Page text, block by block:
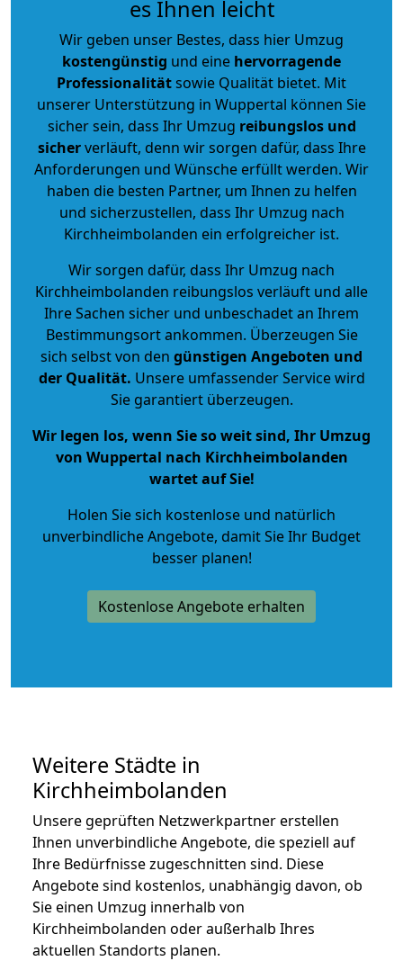
es Ihnen leicht
Wir geben unser Bestes, dass hier Umzug
kostengünstig und eine hervorragende
Professionalitätsowie Qualität bietet. Mit
unserer Unterstützung in Wuppertal können Sie
sicher sein, dass Ihr Umzug reibungslos und
sicherverläuft, denn wir sorgen dafür, dass Ihre
Anforderungen und Wünsche erfüllt werden. Wir
haben die besten Partner, um Ihnen zu helfen
und sicherzustellen, dass Ihr Umzug nach
Kirchheimbolanden ein erfolgreicher ist.
Wir sorgen dafür, dass Ihr Umzug nach
Kirchheimbolanden reibungslos verläuft und alle
Ihre Sachen sicher und unbeschadet an Ihrem
Bestimmungsort ankommen. Überzeugen Sie
sich selbst von den günstigen Angeboten und
der Qualität. Unsere umfassender Service wird
Sie garantiert überzeugen.
Wir legen los, wenn Sie so weit sind, Ihr Umzug
von Wuppertal nach Kirchheimbolanden
wartet auf Sie!
Holen Sie sich kostenlose und natürlich
unverbindliche Angebote, damit Sie Ihr Budget
besser planen!
Kostenlose Angebote erhalten
Weitere Städte in
Kirchheimbolanden
Unsere geprüften Netzwerkpartner erstellen
Ihnen unverbindliche Angebote, die speziell auf
Ihre Bedürfnisse zugeschnitten sind. Diese
Angebote sind kostenlos, unabhängig davon, ob
Sie einen Umzug innerhalb von
Kirchheimbolanden oder außerhalb Ihres
aktuellen Standorts planen.